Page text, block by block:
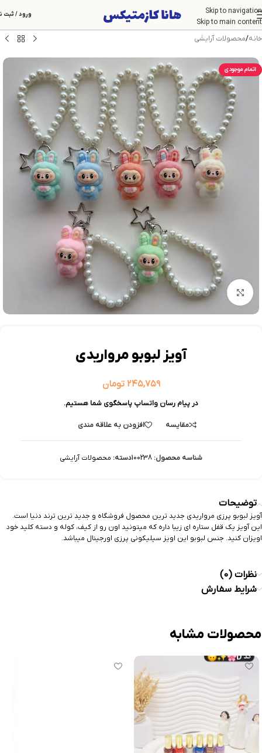
Skip to navigation
Skip to main content
ورود / ثبت
خانه/محصولات آرایشی
اتمام موجودی
بزرگنمایی تصویر
آویز لبوبو مرواریدی
۲۴۵,۷۵۹ تومان
در پیام رسان واتساپ پاسخگوی شما هستیم.
مقایسه افزودن به علاقه مندی
شناسه محصول: 100238دسته: محصولات آرایشی
توضیحات
آویز لبوبو پرزی مرواریدی جدید ترین محصول فروشگاه و جدید ترین ترند دنیا است.
این آویز یک قفل ستاره ای زیبا داره که میتونید اون رو از کیف، کوله و دسته کلید خود
اویزان کنید. جنس لبوبو این اویز سیلیکونی پرزی اورجینال میباشد.
نظرات (0)
شرایط سفارش
محصولات مشابه